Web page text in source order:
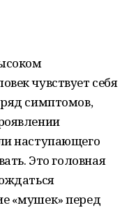
чувствует себя
симптомов,
наступающего
Это головная
«мушек» перед